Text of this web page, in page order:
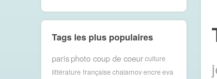
Tags les plus populaires
parisphoto coup de coeurculture
littérature française chalamovencre eva